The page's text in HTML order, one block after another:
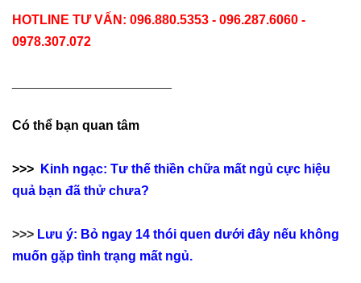
HOTLINE TƯ VẤN: 096.880.5353 - 096.287.6060 -
0978.307.072
Có thể bạn quan tâm
>>>
Kinh ngạc: Tư thế thiền chữa mất ngủ cực hiệu
quả bạn đã thử chưa?
>>> Lưu ý: Bỏ ngay 14 thói quen dưới đây nếu không
muốn gặp tình trạng mất ngủ.